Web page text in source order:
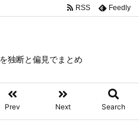
独断と偏見でまとめ
Prev Next Search
RSS Feedly